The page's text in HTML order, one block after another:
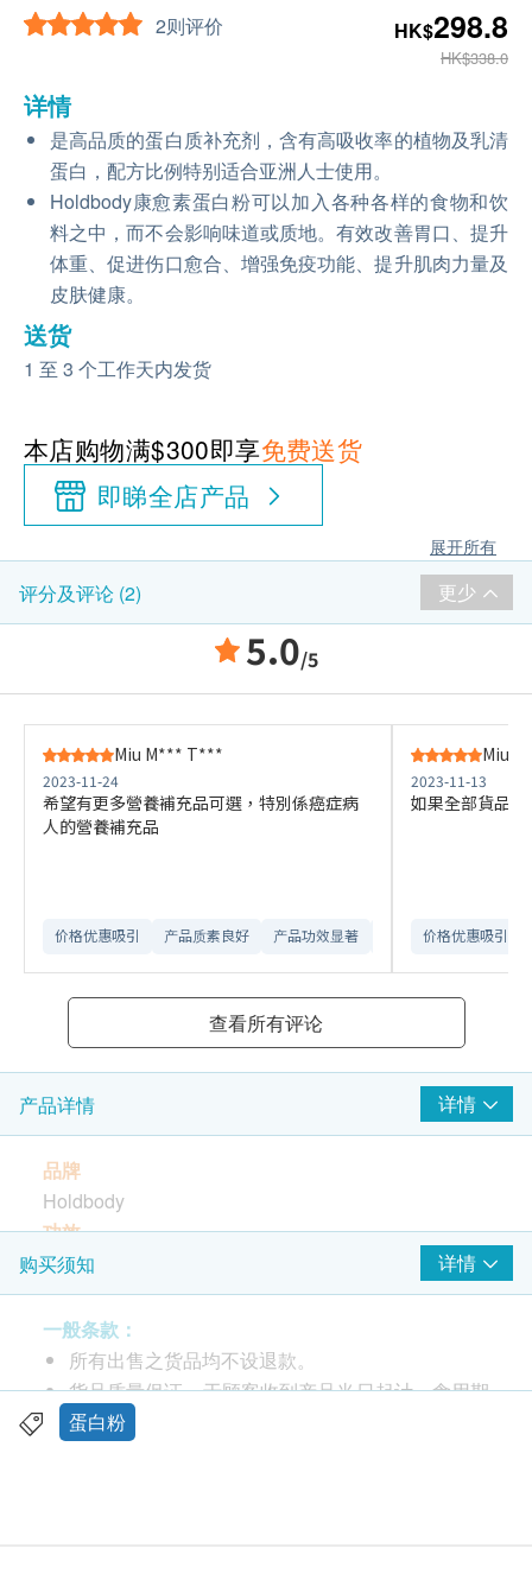
2则评价 HK$298.8
HK$338.0
详情
是高品质的蛋白质补充剂，含有高吸收率的植物及乳清
蛋白，配方比例特别适合亚洲人士使用。
Holdbody康愈素蛋白粉可以加入各种各样的食物和饮
料之中，而不会影响味道或质地。有效改善胃口、提升
体重、促进伤口愈合、增强免疫功能、提升肌肉力量及
皮肤健康。
送货
1 至 3 个工作天内发货
本店购物满$300即享免费送货
即睇全店产品
展开所有
评分及评论 (2) 更少
5.0/5
Miu M*** T***
2023-11-24
希望有更多營養補充品可選，特別係癌症病
人的營養補充品
价格优惠吸引 产品质素良好 产品功效显著 订购流程顺畅 送货
Miu
2023-11-13
如果全部貨品
价格优惠吸引
查看所有评论
产品详情 详情
品牌
Holdbody
功效
改善胃口，提升体重
增强免疫功能
促进肌肉制造
适合人士
适合老年人士及胃口欠佳人士使用
适合手术前及后人士使用
适合癌症病人，包括接受化疗、电疗及手术之病人
购买须知 详情
一般条款：
所有出售之货品均不设退款。
货品质量保证，于顾客收到产品当日起计，食用期
应最少有9个月或以上。
蛋白粉